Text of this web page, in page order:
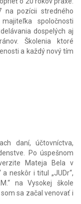
na pozícii stredného
spoločnosti
dospelých aj
Školenia ktoré
a každý nový tím
daní, účtovníctva,
Po úspešnom
Mateja Bela v
neskôr i titul „JUDr“,
na Vysokej škole
sa začal venovať i